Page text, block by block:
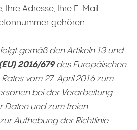
Ihre Adresse, Ihre E-Mail-
gehören.
gemäß den Artikeln 13 und
2016/679des Europäischen
vom 27. April 2016 zum
bei der Verarbeitung
und zum freien
Aufhebung der Richtlinie